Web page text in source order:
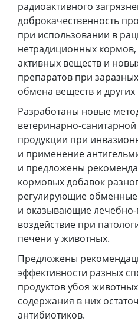
радиоактивного
доброкачественность
при использовании в
нетрадиционных
активных веществ и
препаратов при
обмена веществ и
Разработаны новые
ветеринарно-
продукции при
и применение
и предложены
кормовых добавок
регулирующие
и оказывающие
воздействие при
печени у животных.
Предложены
эффективности разных
продуктов убоя
содержания в них
антибиотиков.